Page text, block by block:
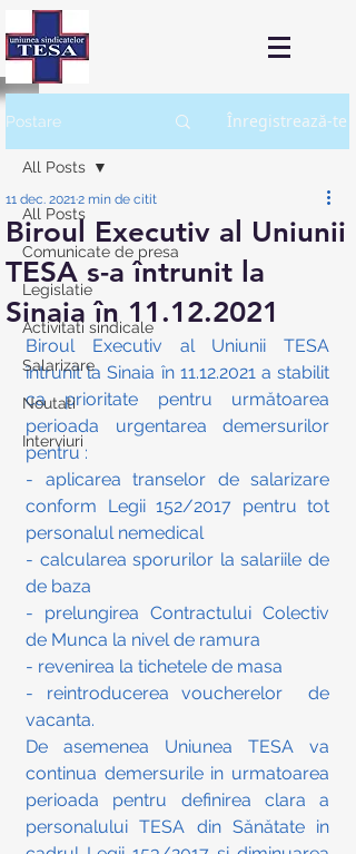
Postare Înregistrează-te
All Posts
Comunicate de presa
Legislatie
Activitati sindicale
Salarizare
Noutati
Interviuri
All Posts
Biroul Executiv al Uniunii
TESA s-a întrunit la
Sinaia în 11.12.2021
11 dec. 20212 min de citit
Biroul Executiv al Uniunii TESA
întrunit la Sinaia în 11.12.2021 a stabilit
ca prioritate pentru următoarea
perioada urgentarea demersurilor
pentru :
- aplicarea transelor de salarizare
conform Legii 152/2017 pentru tot
personalul nemedical
- calcularea sporurilor la salariile de
de baza
- prelungirea Contractului Colectiv
de Munca la nivel de ramura
- revenirea la tichetele de masa
- reintroducerea voucherelor  de
vacanta.
De asemenea Uniunea TESA va
continua demersurile in urmatoarea
perioada pentru definirea clara a
personalului TESA din Sănătate in